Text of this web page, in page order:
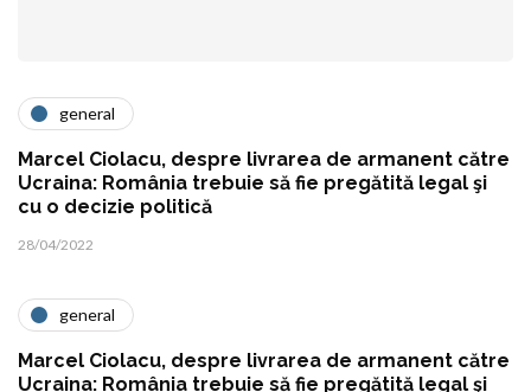
general
Marcel Ciolacu, despre livrarea de armanent către
Ucraina: România trebuie să fie pregătită legal şi
cu o decizie politică
28/04/2022
general
Marcel Ciolacu, despre livrarea de armanent către
Ucraina: România trebuie să fie pregătită legal şi